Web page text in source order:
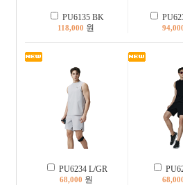
PU6135 BK
118,000 원
PU6234 L/GR
68,000 원